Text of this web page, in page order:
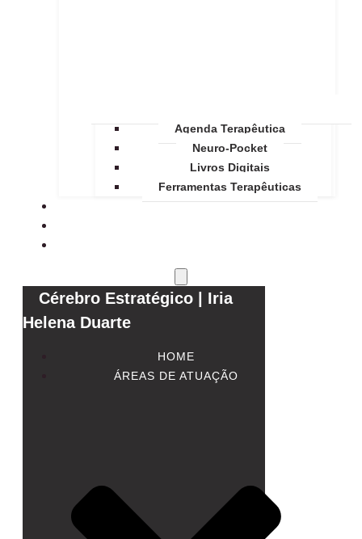
Agenda Terapêutica
Neuro-Pocket
Livros Digitais
Ferramentas Terapêuticas
SOBRE
Cérebro Estratégico | Iria
Helena Duarte
HOME
ÁREAS DE ATUAÇÃO